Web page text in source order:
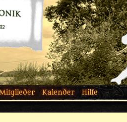
Kalender Hilfe